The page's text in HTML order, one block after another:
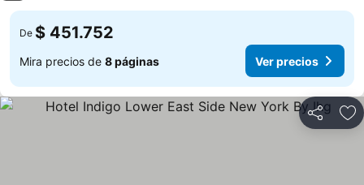
De $ 451.752
Mira precios de 8 páginas Ver precios
Compartir